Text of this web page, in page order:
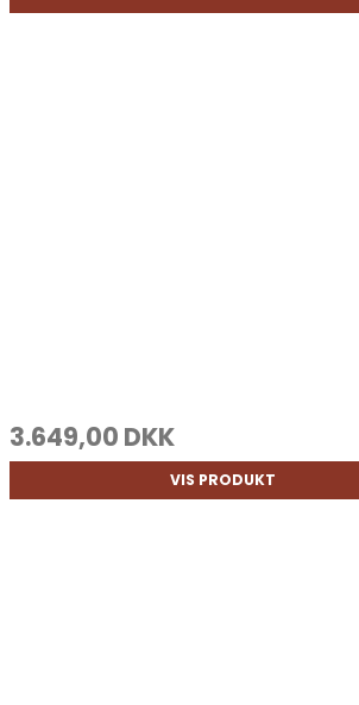
3.649,00 DKK
VIS PRODUKT